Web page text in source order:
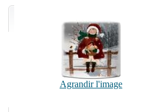
Agrandir l'image